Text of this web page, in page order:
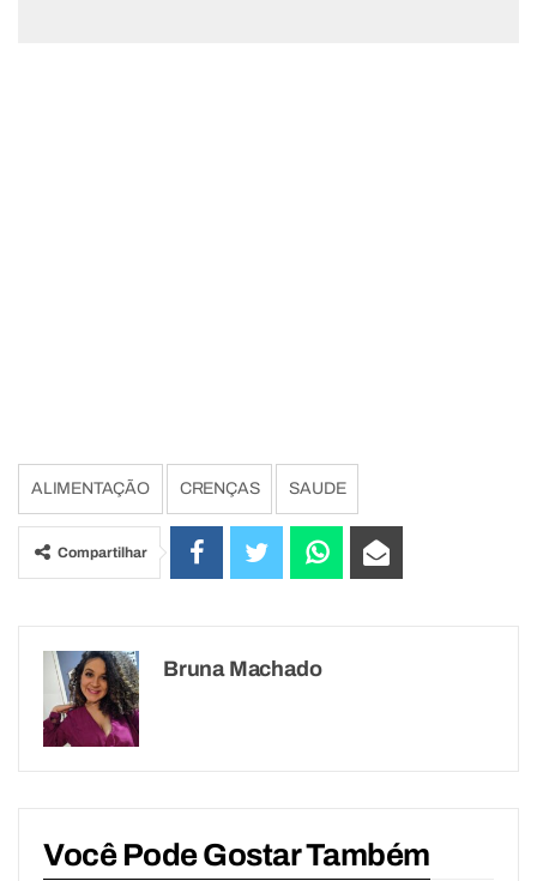
ALIMENTAÇÃO CRENÇAS SAUDE
Compartilhar
Bruna Machado
Você Pode Gostar Também